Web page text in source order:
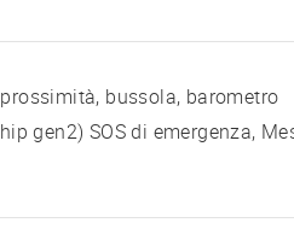
bussola, barometro
gen2) SOS di emergenza,